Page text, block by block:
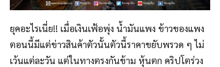
ยุคอะไรเนี่ย!! เมื่อเงินเฟ้อพุ่ง น้ำมันแพง ข้าวของแพง
ตอนนี้มีแต่ข่าวสินค้าตัวนั้นตัวนี้ราคาขยับพรวด ๆ ไม่
เว้นแต่ละวัน แต่ในทางตรงกันข้าม หุ้นตก คริปโตร่วง